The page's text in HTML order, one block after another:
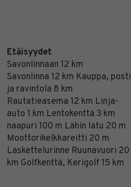
Etäisyydet
Savonlinnaan 12 km
Savonlinna 12 km Kauppa, posti
ja ravintola 8 km
Rautatieasema 12 km Linja-
auto 1 km Lentokenttä 3 km
naapuri 100 m Lähin latu 20 m
Moottorikelkkareitti 20 m
Laskettelurinne Ruunavuori 20
km Golfkenttä, Kerigolf 15 km